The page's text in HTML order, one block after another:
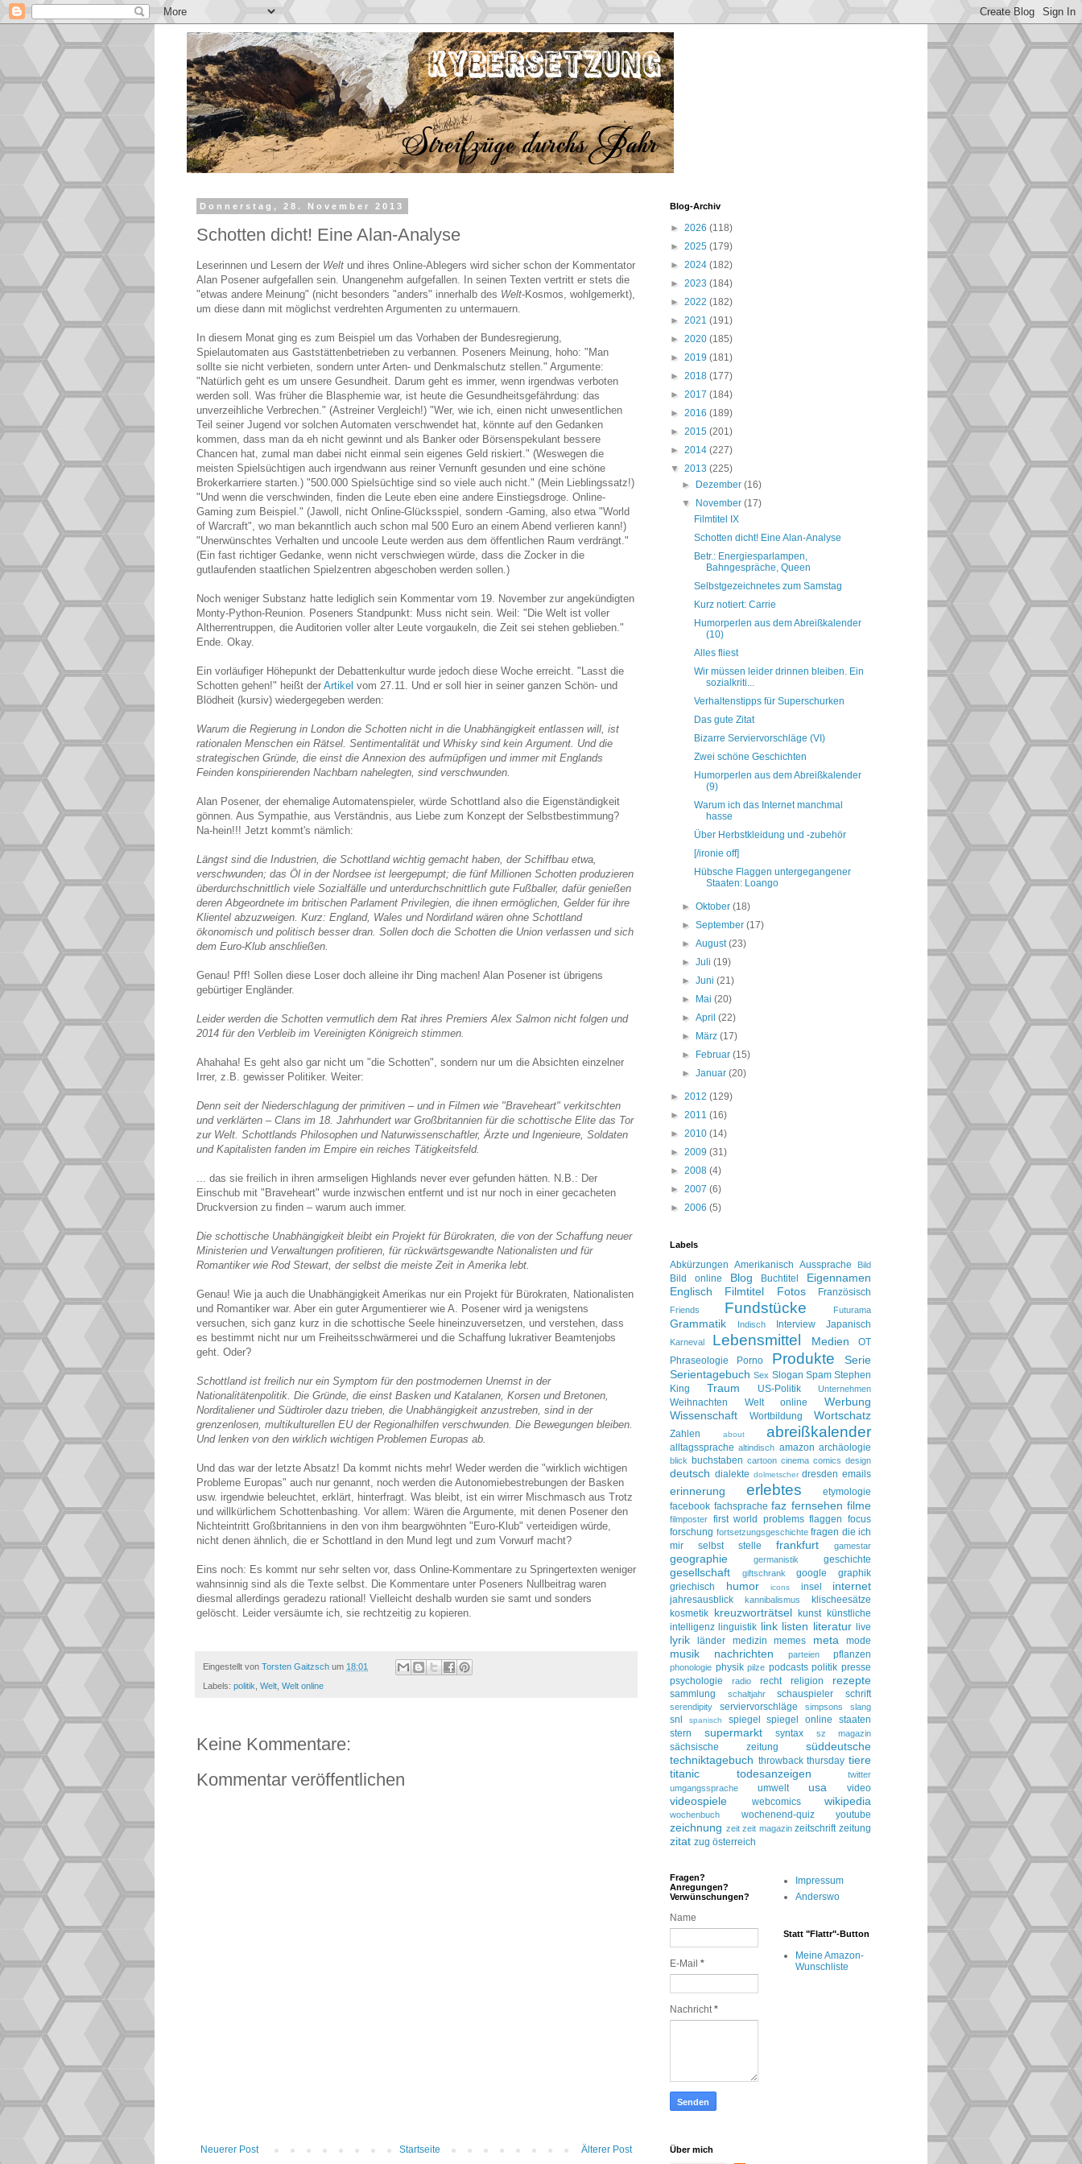
Donnerstag, 28. November 2013
Schotten dicht! Eine Alan-Analyse
Leserinnen und Lesern der Welt und ihres Online-Ablegers wird sicher schon der Kommentator
Alan Posener aufgefallen sein. Unangenehm aufgefallen. In seinen Texten vertritt er stets die
"etwas andere Meinung" (nicht besonders "anders" innerhalb des Welt-Kosmos, wohlgemerkt),
um diese dann mit möglichst verdrehten Argumenten zu untermauern.
In diesem Monat ging es zum Beispiel um das Vorhaben der Bundesregierung,
Spielautomaten aus Gaststättenbetrieben zu verbannen. Poseners Meinung, hoho: "Man
sollte sie nicht verbieten, sondern unter Arten- und Denkmalschutz stellen." Argumente:
"Natürlich geht es um unsere Gesundheit. Darum geht es immer, wenn irgendwas verboten
werden soll. Was früher die Blasphemie war, ist heute die Gesundheitsgefährdung: das
unverzeihliche Verbrechen." (Astreiner Vergleich!) "Wer, wie ich, einen nicht unwesentlichen
Teil seiner Jugend vor solchen Automaten verschwendet hat, könnte auf den Gedanken
kommen, dass man da eh nicht gewinnt und als Banker oder Börsenspekulant bessere
Chancen hat, zumal man dabei nicht einmal sein eigenes Geld riskiert." (Weswegen die
meisten Spielsüchtigen auch irgendwann aus reiner Vernunft gesunden und eine schöne
Brokerkarriere starten.) "500.000 Spielsüchtige sind so viele auch nicht." (Mein Lieblingssatz!)
"Und wenn die verschwinden, finden die Leute eben eine andere Einstiegsdroge. Online-
Gaming zum Beispiel." (Jawoll, nicht Online-Glücksspiel, sondern -Gaming, also etwa "World
of Warcraft", wo man bekanntlich auch schon mal 500 Euro an einem Abend verlieren kann!)
"Unerwünschtes Verhalten und uncoole Leute werden aus dem öffentlichen Raum verdrängt."
(Ein fast richtiger Gedanke, wenn nicht verschwiegen würde, dass die Zocker in die
gutlaufenden staatlichen Spielzentren abgeschoben werden sollen.)
Noch weniger Substanz hatte lediglich sein Kommentar vom 19. November zur angekündigten
Monty-Python-Reunion. Poseners Standpunkt: Muss nicht sein. Weil: "Die Welt ist voller
Altherrentruppen, die Auditorien voller alter Leute vorgaukeln, die Zeit sei stehen geblieben."
Ende. Okay.
Ein vorläufiger Höhepunkt der Debattenkultur wurde jedoch diese Woche erreicht. "Lasst die
Schotten gehen!" heißt der Artikel vom 27.11. Und er soll hier in seiner ganzen Schön- und
Blödheit (kursiv) wiedergegeben werden:
Warum die Regierung in London die Schotten nicht in die Unabhängigkeit entlassen will, ist
rationalen Menschen ein Rätsel. Sentimentalität und Whisky sind kein Argument. Und die
strategischen Gründe, die einst die Annexion des aufmüpfigen und immer mit Englands
Feinden konspirierenden Nachbarn nahelegten, sind verschwunden.
Alan Posener, der ehemalige Automatenspieler, würde Schottland also die Eigenständigkeit
gönnen. Aus Sympathie, aus Verständnis, aus Liebe zum Konzept der Selbstbestimmung?
Na-hein!!! Jetzt kommt's nämlich:
Längst sind die Industrien, die Schottland wichtig gemacht haben, der Schiffbau etwa,
verschwunden; das Öl in der Nordsee ist leergepumpt; die fünf Millionen Schotten produzieren
überdurchschnittlich viele Sozialfälle und unterdurchschnittlich gute Fußballer, dafür genießen
deren Abgeordnete im britischen Parlament Privilegien, die ihnen ermöglichen, Gelder für ihre
Klientel abzuzweigen. Kurz: England, Wales und Nordirland wären ohne Schottland
ökonomisch und politisch besser dran. Sollen doch die Schotten die Union verlassen und sich
dem Euro-Klub anschließen.
Genau! Pff! Sollen diese Loser doch alleine ihr Ding machen! Alan Posener ist übrigens
gebürtiger Engländer.
Leider werden die Schotten vermutlich dem Rat ihres Premiers Alex Salmon nicht folgen und
2014 für den Verbleib im Vereinigten Königreich stimmen.
Ahahaha! Es geht also gar nicht um "die Schotten", sondern nur um die Absichten einzelner
Irrer, z.B. gewisser Politiker. Weiter:
Denn seit der Niederschlagung der primitiven – und in Filmen wie "Braveheart" verkitschten
und verklärten – Clans im 18. Jahrhundert war Großbritannien für die schottische Elite das Tor
zur Welt. Schottlands Philosophen und Naturwissenschaftler, Ärzte und Ingenieure, Soldaten
und Kapitalisten fanden im Empire ein reiches Tätigkeitsfeld.
... das sie freilich in ihren armseligen Highlands never ever gefunden hätten. N.B.: Der
Einschub mit "Braveheart" wurde inzwischen entfernt und ist nur noch in einer gecacheten
Druckversion zu finden – warum auch immer.
Die schottische Unabhängigkeit bleibt ein Projekt für Bürokraten, die von der Schaffung neuer
Ministerien und Verwaltungen profitieren, für rückwärtsgewandte Nationalisten und für
Romantiker wie Rod Stewart, der selbst die meiste Zeit in Amerika lebt.
Genau! Wie ja auch die Unabhängigkeit Amerikas nur ein Projekt für Bürokraten, Nationalisten
und Romantiker war. Aber ein guter Argumentierer wie A. Posener wird ja wenigstens
versuchen, sich ganz kurz in die schottische Seele hineinzuversetzen, und verstehen, dass
es bestimmt nicht nur um Freiheitsschwärmerei und die Schaffung lukrativer Beamtenjobs
geht. Oder?
Schottland ist freilich nur ein Symptom für den postmodernen Unernst in der
Nationalitätenpolitik. Die Gründe, die einst Basken und Katalanen, Korsen und Bretonen,
Norditaliener und Südtiroler dazu trieben, die Unabhängigkeit anzustreben, sind in der
grenzenlosen, multikulturellen EU der Regionalhilfen verschwunden. Die Bewegungen bleiben.
Und lenken von den wirklich wichtigen Problemen Europas ab.
Und das war der letzte Absatz! Da kommt nichts mehr! Weder werden die "wirklich wichtigen
Probleme Europas" auch nur genannt, noch werden die Autonomiebestrebungen der Basken
usw. irgendwie beleuchtet, erklärt, hinterfragt. Was bleibt, ist ein wirrer Mischmasch aus Trotz
und willkürlichem Schottenbashing. Vor allem: Wären die Argumente, mit denen Posener den
Nichteintritt Großbritanniens in den von ihm beargwöhnten "Euro-Klub" verteidigen würde,
nicht denen ähnlich, die er Schottland in den Mund legt und zum Vorwurf macht?
Eins noch: Es kommt nur sehr selten vor, dass Online-Kommentare zu Springertexten weniger
wahnsinnig sind als die Texte selbst. Die Kommentare unter Poseners Nullbeitrag waren
diesmal allerdings geradezu rational! Vielleicht deshalb wurden sie samt und sonders
gelöscht. Leider versäumte ich, sie rechtzeitig zu kopieren.
Eingestellt von Torsten Gaitzsch um 18:01
Labels: politik Welt Welt online
Keine Kommentare:
Kommentar veröffentlichen
Neuerer Post Älterer Post
Startseite
Blog-Archiv
► 2026 (118)
► 2025 (179)
► 2024 (182)
► 2023 (184)
► 2022 (182)
► 2021 (191)
► 2020 (185)
► 2019 (181)
► 2018 (177)
► 2017 (184)
► 2016 (189)
► 2015 (201)
► 2014 (227)
▼ 2013 (225)
►
Dezember(16)
▼
November(17)
Filmtitel IX
Schotten dicht! Eine Alan-Analyse
Betr.: Energiesparlampen,
Bahngespräche, Queen
Selbstgezeichnetes zum Samstag
Kurz notiert: Carrie
Humorperlen aus dem Abreißkalender
(10)
Alles fliest
Wir müssen leider drinnen bleiben. Ein
sozialkriti...
Verhaltenstipps für Superschurken
Das gute Zitat
Bizarre Serviervorschläge (VI)
Zwei schöne Geschichten
Humorperlen aus dem Abreißkalender
(9)
Warum ich das Internet manchmal
hasse
Über Herbstkleidung und -zubehör
[/ironie off]
Hübsche Flaggen untergegangener
Staaten: Loango
►Oktober(18)
►September(17)
►August(23)
►Juli(19)
►Juni(21)
►
Mai(20)
►April(22)
►
März(17)
►
Februar(15)
►Januar(20)
► 2012 (129)
► 2011 (16)
► 2010 (14)
► 2009 (31)
► 2008 (4)
► 2007 (6)
► 2006 (5)
Labels
Abkürzungen Amerikanisch Aussprache Bild
Bild online Blog Buchtitel
Eigennamen
Englisch
Filmtitel Fotos Französisch
Friends Fundstücke Futurama
Grammatik Indisch Interview Japanisch
Karneval Lebensmittel Medien
OT
Phraseologie
Porno Produkte
Serie
Serientagebuch Sex Slogan Spam Stephen
King
Traum US-Politik Unternehmen
Weihnachten Welt online
Werbung
Wissenschaft
Wortbildung Wortschatz
Zahlen about abreißkalender
alltagssprache altindisch amazon archäologie
blick buchstaben cartoon cinema comics design
deutsch dialekte dolmetscher dresden emails
erinnerung erlebtes
etymologie
facebook fachsprache faz fernsehen filme
filmposter first world problems flaggen focus
forschung fortsetzungsgeschichte fragen die ich
mir selbst stelle
frankfurt gamestar
geographie germanistik geschichte
gesellschaft giftschrank google
graphik
griechisch
humor icons insel internet
jahresausblick kannibalismus
klischeesätze
kosmetik kreuzworträtsel kunst
künstliche
intelligenz linguistik link listen literatur live
lyrik länder medizin memes meta mode
musik nachrichten parteien pflanzen
phonologie physik pilze podcasts politik presse
psychologie
radio recht religion rezepte
sammlung schaltjahr schauspieler schrift
serendipity serviervorschläge simpsons slang
snl spanisch spiegel spiegel online
staaten
stern
supermarkt syntax sz magazin
sächsische zeitung
süddeutsche
techniktagebuch throwback thursday tiere
titanic
todesanzeigen
twitter
umgangssprache
umwelt usa video
videospiele webcomics wikipedia
wochenbuch wochenend-quiz youtube
zeichnung zeit zeit magazin zeitschrift zeitung
zitat zug österreich
Fragen?
Anregungen?
Verwünschungen?
Name
E-Mail *
Nachricht*
Impressum
Anderswo
Statt "Flattr"-Button
Meine Amazon-
Wunschliste
Über mich